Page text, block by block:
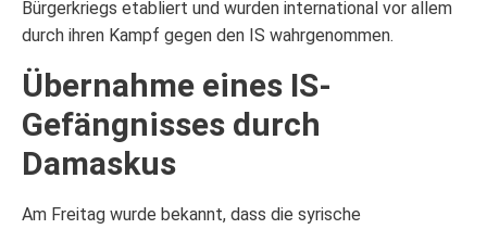
Bürgerkriegs etabliert und wurden international vor allem
durch ihren Kampf gegen den IS wahrgenommen.
Übernahme eines IS-
Gefängnisses durch
Damaskus
Am Freitag wurde bekannt, dass die syrische